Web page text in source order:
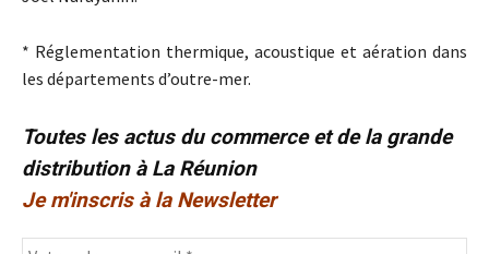
* Réglementation thermique, acoustique et aération dans
les départements d’outre-mer.
Toutes les actus du commerce et de la grande
distribution à La Réunion
Je m'inscris à la Newsletter